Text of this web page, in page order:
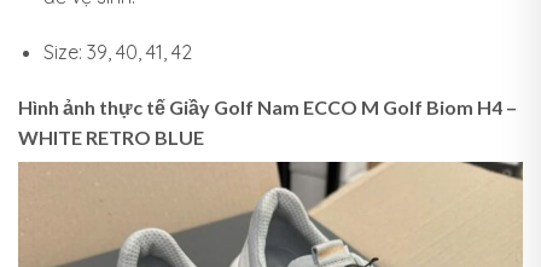
Size: 39, 40, 41, 42
Hình ảnh thực tế Giầy Golf Nam ECCO M Golf Biom H4 –
WHITE RETRO BLUE